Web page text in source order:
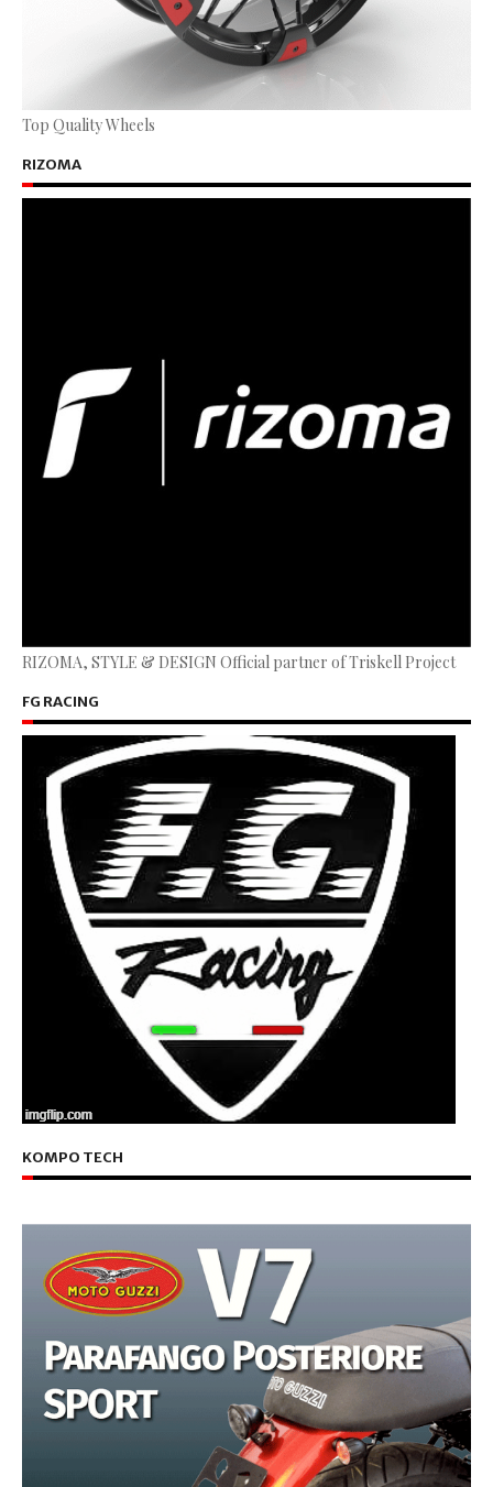
Top Quality Wheels
RIZOMA
RIZOMA, STYLE & DESIGN Official partner of Triskell Project
FG RACING
KOMPO TECH